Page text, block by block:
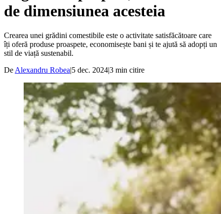
de dimensiunea acesteia
Crearea unei grădini comestibile este o activitate satisfăcătoare care
îți oferă produse proaspete, economisește bani și te ajută să adopți un
stil de viață sustenabil.
De Alexandru Robea|5 dec. 2024|3 min citire